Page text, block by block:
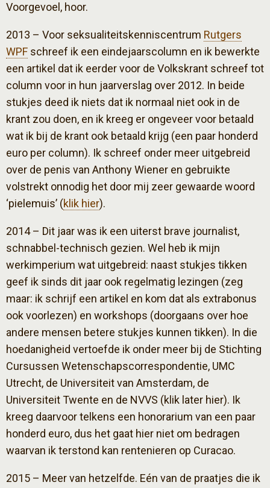
Voorgevoel, hoor.
2013 – Voor seksualiteitskenniscentrum Rutgers
WPF schreef ik een eindejaarscolumn en ik bewerkte
een artikel dat ik eerder voor de Volkskrant schreef tot
column voor in hun jaarverslag over 2012. In beide
stukjes deed ik niets dat ik normaal niet ook in de
krant zou doen, en ik kreeg er ongeveer voor betaald
wat ik bij de krant ook betaald krijg (een paar honderd
euro per column). Ik schreef onder meer uitgebreid
over de penis van Anthony Wiener en gebruikte
volstrekt onnodig het door mij zeer gewaarde woord
‘pielemuis’ (klik hier).
2014 – Dit jaar was ik een uiterst brave journalist,
schnabbel-technisch gezien. Wel heb ik mijn
werkimperium wat uitgebreid: naast stukjes tikken
geef ik sinds dit jaar ook regelmatig lezingen (zeg
maar: ik schrijf een artikel en kom dat als extrabonus
ook voorlezen) en workshops (doorgaans over hoe
andere mensen betere stukjes kunnen tikken). In die
hoedanigheid vertoefde ik onder meer bij de Stichting
Cursussen Wetenschapscorrespondentie, UMC
Utrecht, de Universiteit van Amsterdam, de
Universiteit Twente en de NVVS (klik later hier). Ik
kreeg daarvoor telkens een honorarium van een paar
honderd euro, dus het gaat hier niet om bedragen
waarvan ik terstond kan rentenieren op Curacao.
2015 – Meer van hetzelfde. Eén van de praatjes die ik